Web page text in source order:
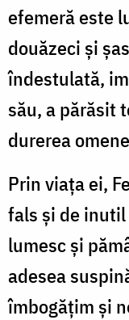
efemeră este
douăzeci şi
îndestulată,
său, a părăsit
durerea
Prin viaţa ei,
fals şi de
lumesc şi
adesea
îmbogăţim şi